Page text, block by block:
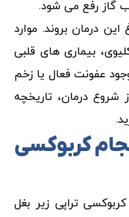
گاز رفع می شود.
این درمان بروند. موارد
بیماری های قلبی
عفونت فعال یا زخم
شروع درمان، تاریخچه
کربوکسی
تراپی زیر بغل